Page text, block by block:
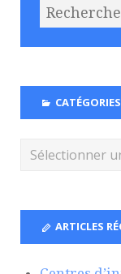
CATÉGORIES
ARTICLES